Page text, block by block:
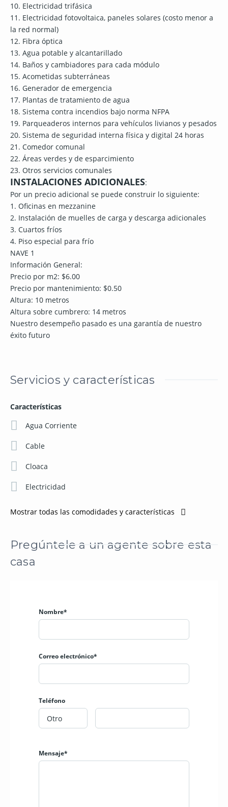
10. Electricidad trifásica
11. Electricidad fotovoltaica, paneles solares (costo menor a
la red normal)
12. Fibra óptica
13. Agua potable y alcantarillado
14. Baños y cambiadores para cada módulo
15. Acometidas subterráneas
16. Generador de emergencia
17. Plantas de tratamiento de agua
18. Sistema contra incendios bajo norma NFPA
19. Parqueaderos internos para vehículos livianos y pesados
20. Sistema de seguridad interna física y digital 24 horas
21. Comedor comunal
22. Áreas verdes y de esparcimiento
23. Otros servicios comunales
INSTALACIONES ADICIONALES:
Por un precio adicional se puede construir lo siguiente:
1. Oficinas en mezzanine
2. Instalación de muelles de carga y descarga adicionales
3. Cuartos fríos
4. Piso especial para frío
NAVE 1
Información General:
Precio por m2: $6.00
Precio por mantenimiento: $0.50
Altura: 10 metros
Altura sobre cumbrero: 14 metros
Nuestro desempeño pasado es una garantía de nuestro
éxito futuro
Servicios y características
Características
Agua Corriente
Cable
Cloaca
Electricidad
Mostrar todas las comodidades y características
Pregúntele a un agente sobre esta
casa
Nombre*
Correo electrónico*
Teléfono
Mensaje*